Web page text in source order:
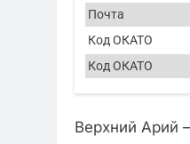
Почта
Код ОКАТО
Код ОКАТО
Верхний Арий